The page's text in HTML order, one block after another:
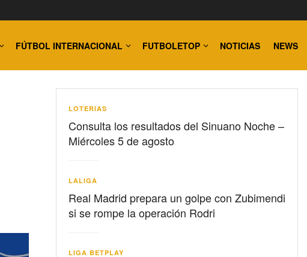
FÚTBOL INTERNACIONAL FUTBOLETOP NOTICIAS NEWS
LOTERIAS
Consulta los resultados del Sinuano Noche –
Miércoles 5 de agosto
LALIGA
Real Madrid prepara un golpe con Zubimendi
si se rompe la operación Rodri
LIGA BETPLAY